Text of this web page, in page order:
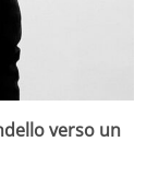
verso un